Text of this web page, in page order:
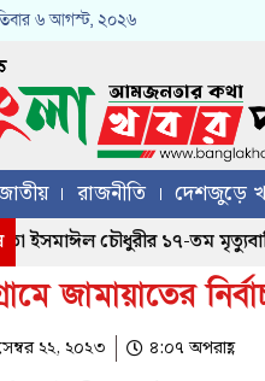
৬ আগস্ট, ২০২৬
রাজনীতি দেশজুড়ে
চৌধুরীর ১৭-তম মৃত্যুবার্ষিকী
জামায়াতের
২২, ২০২৩ ৪:০৭ অপরাহ্ণ